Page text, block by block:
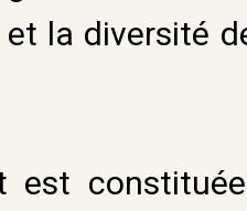
et la diversité
est